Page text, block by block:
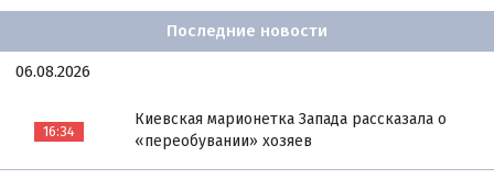
Последние новости
06.08.2026
16:34
Киевская марионетка Запада рассказала о
«переобувании» хозяев